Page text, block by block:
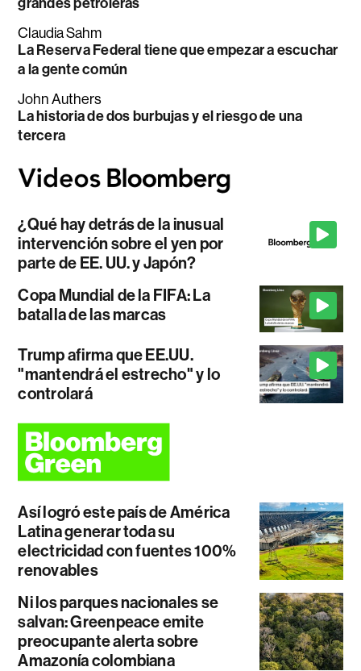
Claudia Sahm
La Reserva Federal tiene que empezar a escuchar
a la gente común
John Authers
La historia de dos burbujas y el riesgo de una
tercera
¿Qué hay detrás de la inusual
intervención sobre el yen por
parte de EE. UU. y Japón?
Copa Mundial de la FIFA: La
batalla de las marcas
Trump afirma que EE.UU.
"mantendrá el estrecho" y lo
controlará
Así logró este país de América
Latina generar toda su
electricidad con fuentes 100%
renovables
Ni los parques nacionales se
salvan: Greenpeace emite
preocupante alerta sobre
Amazonía colombiana